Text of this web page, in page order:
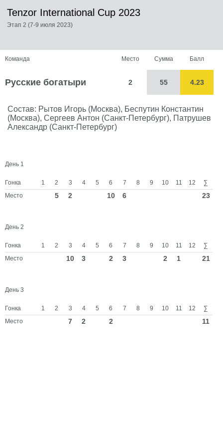
Tenzor International Cup 2023
Этап 2 (7-9 июля 2023)
Команда Место Сумма Балл
Русские богатыри 2 55 4.23
Состав: Рытов Игорь (Москва), Беспутин Константин
(Москва), Сергеев Антон (Санкт-Петербург), Патрушев
Александр (Санкт-Петербург)
День 1
Гонка 1 2 3 4 5 6 7 8 9 10 11 12
∑
Место
5 2 10 6 23
День 2
Гонка 1 2 3 4 5 6 7 8 9 10 11 12
∑
Место
10 3 2 3 2 1 21
День 3
Гонка 1 2 3 4 5 6 7 8 9 10 11 12
∑
Место
7 2 2 11